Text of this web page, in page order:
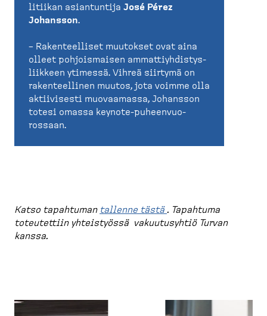
li­tiikan asiantuntija José Pérez
Johansson.
– Rakenteelliset muutokset ovat aina
olleet pohjois­maisen ammattiyh­dis­tys­
liikkeen ytimessä. Vihreä siirtymä on
rakenteellinen muutos, jota voimme olla
aktiivisesti muovaamassa, Johansson
totesi omassa keynote-​puheen­vuo­
rossaan.
Katso tapahtuman tallenne tästä . Tapahtuma
toteutettiin yhteis­työssä vakuutusyhtiö Turvan
kanssa.